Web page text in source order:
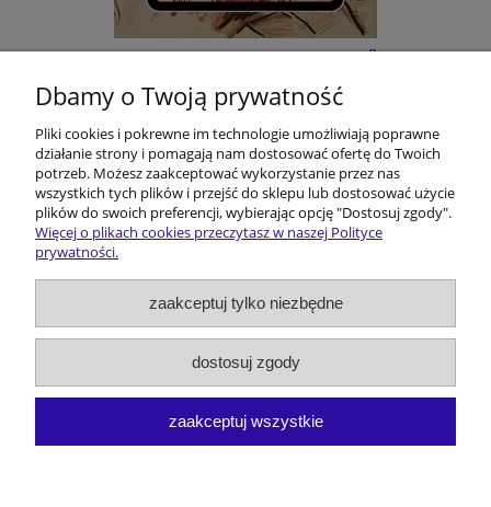
E-BOOK: Kōmisorz Hanusik i Zakōn Ôstatnigo
Karminadla - M. Melon
22,00 zł
do koszyka
Pomoc
Dostawa i koszty
Moje konto
O firmie
Dbamy o Twoją prywatność
Pliki cookies i pokrewne im technologie umożliwiają poprawne
działanie strony i pomagają nam dostosować ofertę do Twoich
potrzeb. Możesz zaakceptować wykorzystanie przez nas
wszystkich tych plików i przejść do sklepu lub dostosować użycie
plików do swoich preferencji, wybierając opcję "Dostosuj zgody".
Więcej o plikach cookies przeczytasz w naszej Polityce
prywatności.
zaakceptuj tylko niezbędne
dostosuj zgody
zaakceptuj wszystkie